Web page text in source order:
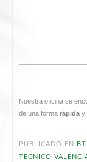
Nuestra oficina se
de una forma rápida y
PUBLICADO EN
TECNICO